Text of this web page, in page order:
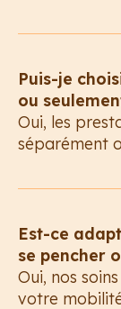
Puis-je
ou
Oui, les
séparément
Est-ce
se pencher
Oui, nos
votre